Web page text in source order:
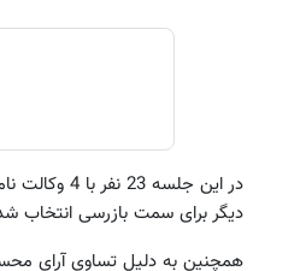
در این جلسه 23 نفر با 4 وکالت نامه برای رای گیری حاضر بودند که در مجموع 27 رای اخد شد و
دیگر برای سمت بازرسی انتخاب
همچنین به دلیل تساوی آرای